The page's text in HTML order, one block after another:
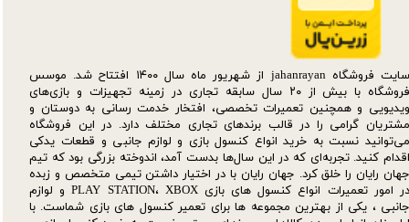
سایت فروشگاه jahanrayan از شهریور ماه سال ۱۴۰۰ افتتاح شد. موسس
فروشگاه با بیش از ۲۰ سال سابقه تجاری در زمینه تجهیزات و بازی‌های
ویدیویی و همچنین تعمیرات تخصصی، افتخار خدمت رسانی به دوستان و
مشتریان گرامی را در قالب برندهای تجاری مختلف دارد. در این فروشگاه
می‌توانید نسبت به خرید انواع کنسول بازی و لوازم جانبی و قطعات یدکی‌
اقدام کنید. تجربه‌ای که در این سال‌ها بدست آمد، اندوخته بزرگی بود که تیم
جهان رایان را خلق کرد. جهان رایان با در اختیار داشتن تیمی متخصص و زبده
در امور تعمیرات انواع کنسول های بازی PLAY STATION، XBOX و لوازم
جانبی ، یکی از بهترین مجموعه ها برای تعمیر کنسول های بازی شماست. با